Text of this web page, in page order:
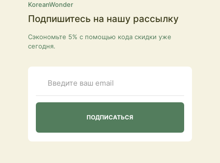
KoreanWonder
Подпишитесь на нашу рассылку
Сэкономьте 5% с помощью кода скидки уже
сегодня.